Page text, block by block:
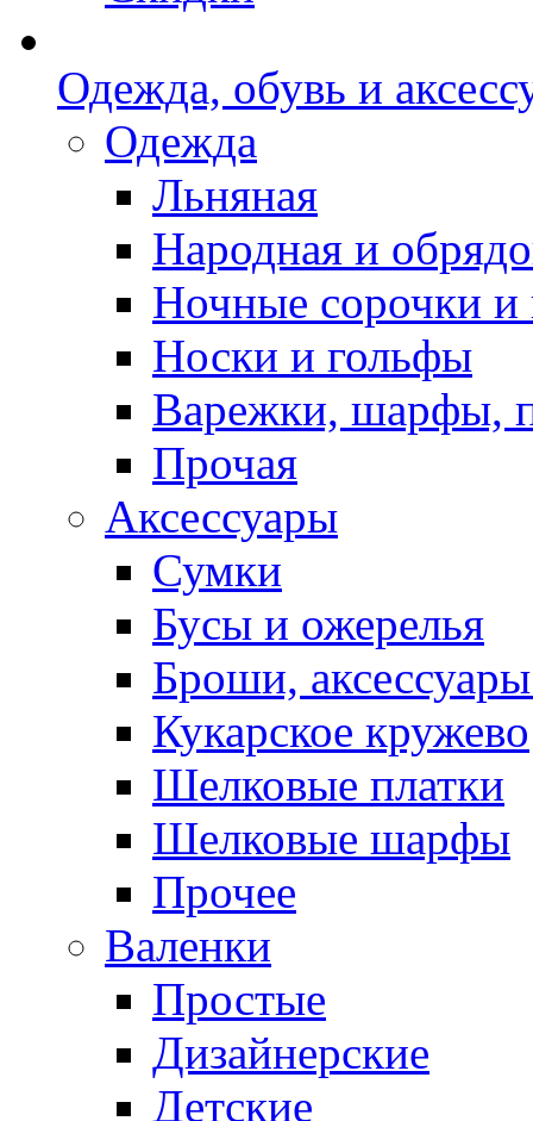
Одежда, обувь и
Одежда
Льняная
Народная и
Ночные сорочки
Носки и гольфы
Варежки, шарфы,
Прочая
Аксессуары
Сумки
Бусы и ожерелья
Броши,
Кукарское кружево
Шелковые платки
Шелковые шарфы
Прочее
Валенки
Простые
Дизайнерские
Детские